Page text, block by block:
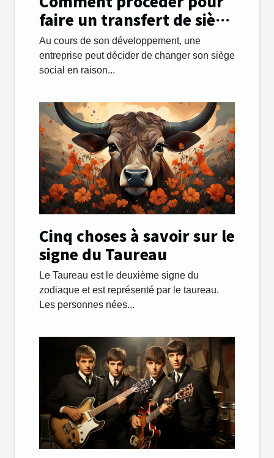
faire un transfert de siège
social facilement ?
Au cours de son développement, une
entreprise peut décider de changer son siège
social en raison...
Cinq choses à savoir sur le
signe du Taureau
Le Taureau est le deuxième signe du
zodiaque et est représenté par le taureau.
Les personnes nées...